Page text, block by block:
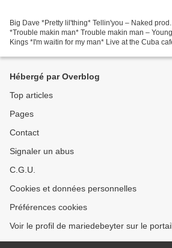
Big Dave *Pretty lil'thing* Tellin'you – Naked
*Trouble makin man* Trouble makin man –
Kings *I'm waitin for my man* Live at the Cuba
Hébergé par Overblog
Top articles
Pages
Contact
Signaler un abus
C.G.U.
Cookies et données personnelles
Préférences cookies
Voir le profil de mariedebeyter sur le